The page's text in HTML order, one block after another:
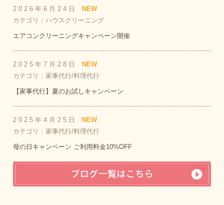
2026年6月24日
NEW
カテゴリ：ハウスクリーニング
エアコンクリーニングキャンペーン開催
2025年7月28日
NEW
カテゴリ：家事代行/料理代行
【家事代行】夏のお試しキャンペーン
2025年4月25日
NEW
カテゴリ：家事代行/料理代行
母の日キャンペーン ご利用料金10%OFF